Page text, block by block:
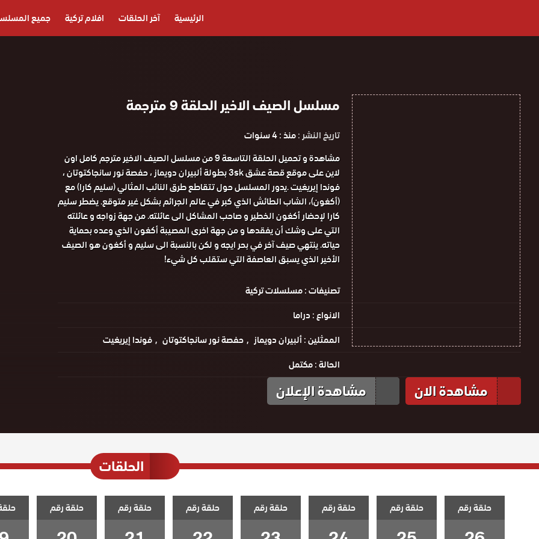
الرئيسية آخر الحلقات افلام تركية جميع
مسلسل الصيف الاخير الحلقة 9 مترجمة
تاريخ النشر :منذ : 4 سنوات
مشاهدة و تحميل الحلقة التاسعة 9 من مسلسل الصيف الاخير مترجم كامل اون
لاين على موقع قصة عشق 3sk بطولة ألبيران دويماز ، حفصة نور سانجاكتوتان ،
فوندا إيريغيت .يدور المسلسل حول تتقاطع طرق النائب المثالي (سليم كارا) مع
(أكغون)، الشاب الطائش الذي كبر في عالم الجرائم بشكل غير متوقع. يضطر سليم
كارا لإحضار أكغون الخطير و صاحب المشاكل الى عائلته. من جهة زواجه و عائلته
التي على وشك أن يفقدها و من جهة اخرى المصيبة أكغون الذي وعده بحماية
حياته. ينتهي صيف آخر في بحر ايجه و لكن بالنسبة الى سليم و أكغون هو الصيف
الأخير الذي يسبق العاصفة التي ستقلب كل شيء!
تصنيفات :مسلسلات تركية
الانواع :دراما
الممثلين :ألبيران دويماز حفصة نور سانجاكتوتان
فوندا إيريغيت
الحالة :مكتمل
مشاهدة الان مشاهدة الإعلان
الحلقات
حلقة رقم حلقة رقم حلقة رقم حلقة رقم حلقة رقم حلقة رقم حلقة رقم